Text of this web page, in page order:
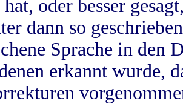
oder besser
dann so
Sprache in
erkannt wurde,